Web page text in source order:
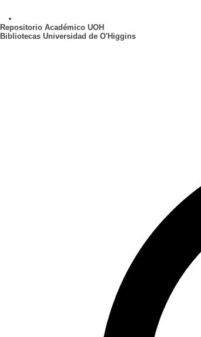
Repositorio Académico UOH
Bibliotecas Universidad de O'Higgins